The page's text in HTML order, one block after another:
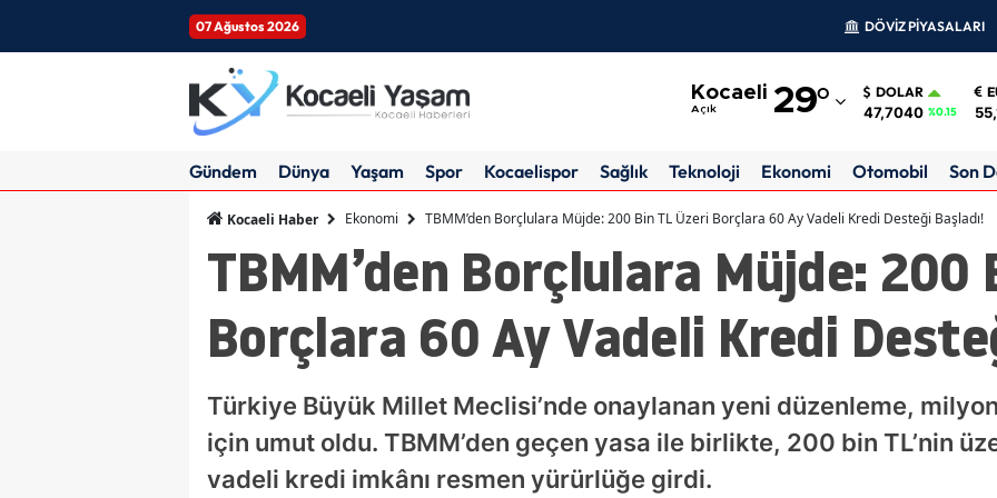
07 Ağustos 2026 DÖVİZ PİYASALARI
Kocaeli
Açık 29°
Adıyaman
Amasya
Ankara
Antalya
Aydın
DOLAR
47,7040 %0.15
Gündem Dünya Yaşam Spor Kocaelispor Sağlık Teknoloji Ekonomi Otomobil Son
Kocaeli Haber Ekonomi TBMM’den Borçlulara Müjde: 200 Bin TL Üzeri Borçlara 60 Ay Vadeli Kredi Desteği Başladı!
TBMM’den Borçlulara Müjde: 200
Borçlara 60 Ay Vadeli Kredi
Türkiye Büyük Millet Meclisi’nde onaylanan yeni düzenleme,
için umut oldu. TBMM’den geçen yasa ile birlikte, 200 bin TL’nin
vadeli kredi imkânı resmen yürürlüğe girdi.